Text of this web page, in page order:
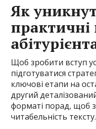
Як
Щоб зробити вступ
підготуватися
ключові етапи на
другий
форматі порад, щоб
читабельність тексту.